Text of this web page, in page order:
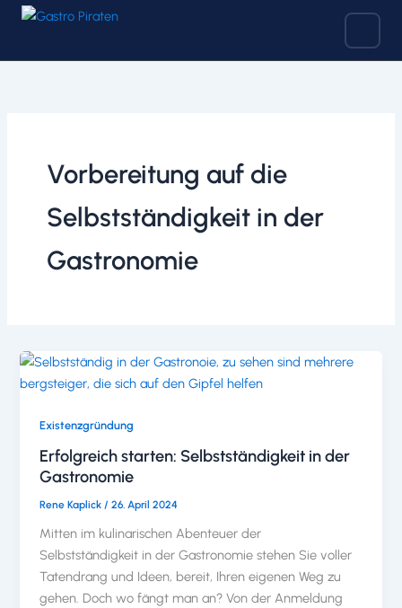
Zum
Vorbereitung auf die
Selbstständigkeit in der
Gastronomie
Existenzgründung
Erfolgreich starten: Selbstständigkeit in der
Gastronomie
Rene Kaplick /26. April 2024
Mitten im kulinarischen Abenteuer der
Selbstständigkeit in der Gastronomie stehen Sie voller
Tatendrang und Ideen, bereit, Ihren eigenen Weg zu
gehen. Doch wo fängt man an? Von der Anmeldung